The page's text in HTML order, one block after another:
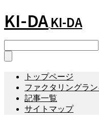
KI-DAKI-DA
トップページ
ファクタリングラ
記事一覧
サイトマップ